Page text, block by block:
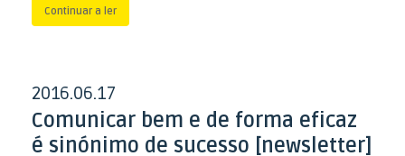
Continuar a ler
2016.06.17
Comunicar bem e de forma eficaz
é sinónimo de sucesso [newsletter]